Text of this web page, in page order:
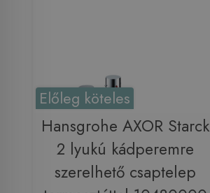
Előleg köteles
Hansgrohe AXOR Starck
2 lyukú kádperemre
szerelhető csaptelep